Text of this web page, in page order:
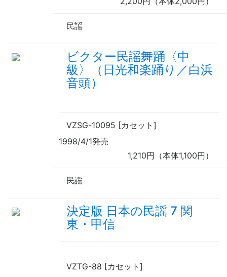
民謡
ビクター民謡舞踊〈中
級〉（日光和楽踊り／白浜
音頭）
VZSG-10095 [カセット]
1998/4/1発売
1,210円（本体1,100円）
民謡
決定版 日本の民謡 7 関
東・甲信
VZTG-88 [カセット]